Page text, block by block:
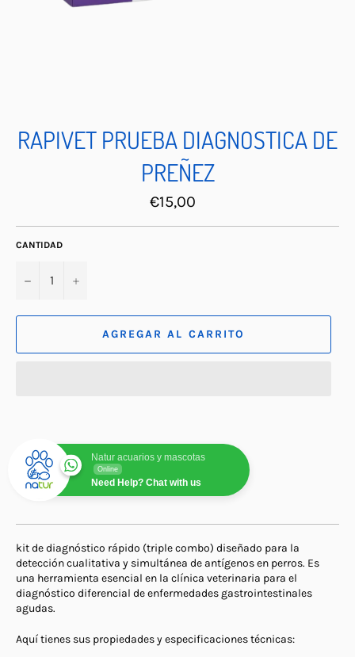
RAPIVET PRUEBA DIAGNOSTICA DE
PREÑEZ
Precio
habitual
€15,00
CANTIDAD
− +
AGREGAR AL CARRITO
Natur acuarios y mascotas
Online
Need Help? Chat with us
kit de diagnóstico rápido (triple combo) diseñado para la
detección cualitativa y simultánea de antígenos en perros. Es
una herramienta esencial en la clínica veterinaria para el
diagnóstico diferencial de enfermedades gastrointestinales
agudas.
Aquí tienes sus propiedades y especificaciones técnicas: